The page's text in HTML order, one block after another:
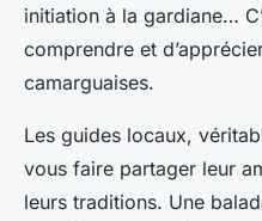
initiation à la gardiane…
comprendre et
camarguaises.
Les guides locaux,
vous faire partager leur
leurs traditions. Une